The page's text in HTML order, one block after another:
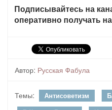
Подписывайтесь на
оперативно получать
Автор: Русская Фабула
Темы: Антисоветизм